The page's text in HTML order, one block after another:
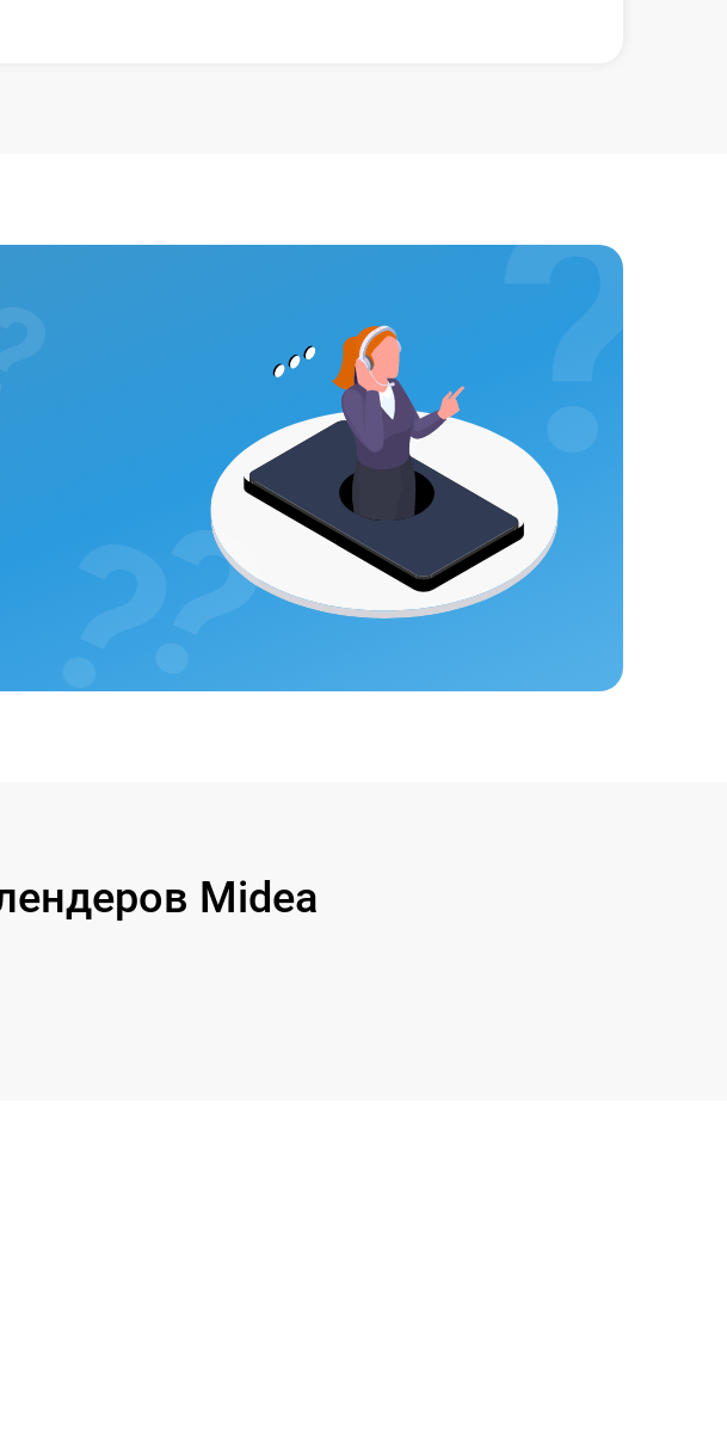
Midea